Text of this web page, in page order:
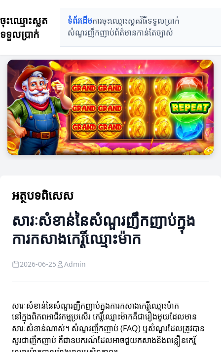
ចុះឈ្មោះស្លត
ទទួលប្រាក់
ទំព័រដើមការចុះឈ្មោះស្លតវិធីទទួលប្រាក់
សំណួរញឹកញាប់ព័ត៌មានកាន់តែច្បាស់
អត្ថបទពិសេស
សារៈសំខាន់នៃសំណួរញឹកញាប់ក្នុង
ការកសាងកេរ្តិ៍ឈ្មោះម៉ាក
2026-06-25 Admin
សារៈសំខាន់នៃសំណួរញឹកញាប់ក្នុងការកសាងកេរ្តិ៍ឈ្មោះម៉ាក
នៅក្នុងពិភពអាជីវកម្មប្រសើរ កេរ្តិ៍ឈ្មោះម៉ាកគឺជារឿងមួយដែលមាន
សារៈសំខាន់ណាស់។ សំណួរញឹកញាប់ (FAQ) ឬសំណួរដែលត្រូវបាន
សួរជាញឹកញាប់ គឺជាឧបករណ៍ដែលអាចជួយកសាងនិងពន្លឿនកេរ្តិ៍